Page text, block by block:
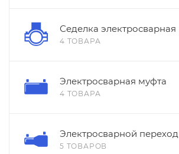
Седелка электросварная
4 ТОВАРА
Электросварная муфта
4 ТОВАРА
Электросварной переход
5 ТОВАРОВ